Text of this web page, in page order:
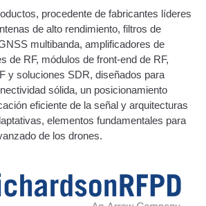
procedente de fabricantes líderes
de alto rendimiento, filtros de
multibanda, amplificadores de
de RF, módulos de front-end de RF,
y soluciones SDR, diseñados para
sólida, un posicionamiento
eficiente de la señal y arquitecturas
elementos fundamentales para
de los drones.